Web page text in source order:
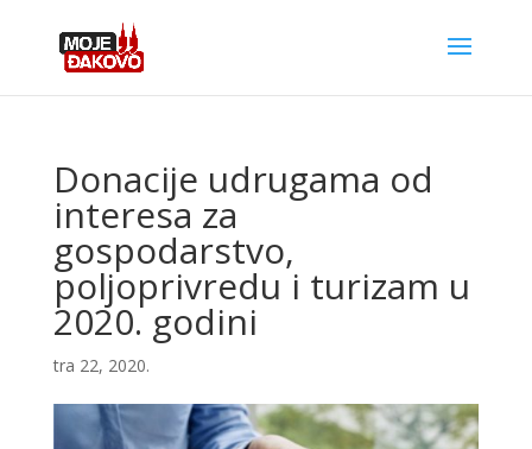
Donacije udrugama od
interesa za
gospodarstvo,
poljoprivredu i turizam u
2020. godini
tra 22, 2020.